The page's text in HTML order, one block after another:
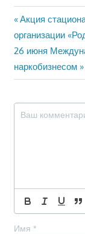
по
записям
Предыдущая
запись:
Акция
организации
Следующая
запись:
26 июня
наркобизнесом
Имя *